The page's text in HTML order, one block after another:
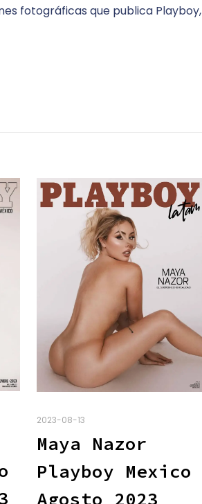
fotográficas que publica Playboy,
2023-08-13
Maya Nazor
Playboy Mexico
Agosto 2023